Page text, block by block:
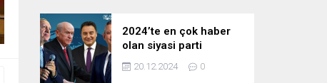
2024’te en çok haber
olan siyasi parti
liderleri! Zirvedeki isim
fark attı
20.12.2024 0